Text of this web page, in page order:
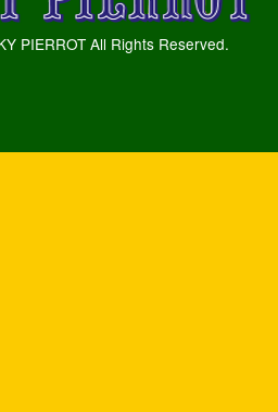
PIERROT All Rights Reserved.